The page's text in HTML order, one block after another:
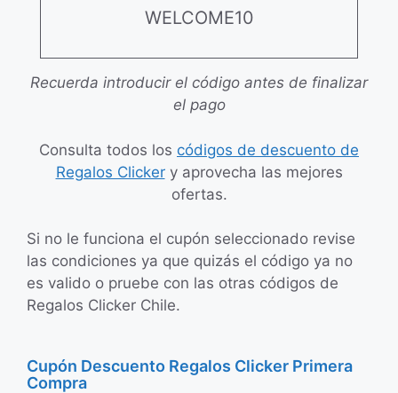
WELCOME10
Recuerda introducir el código antes de finalizar
el pago
Consulta todos los códigos de descuento de
Regalos Clickery aprovecha las mejores
ofertas.
Si no le funciona el cupón seleccionado revise
las condiciones ya que quizás el código ya no
es valido o pruebe con las otras códigos de
Regalos Clicker Chile.
Cupón Descuento Regalos Clicker Primera
Compra